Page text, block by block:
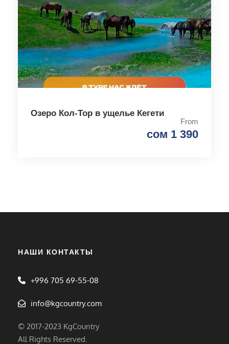
Озеро Кол-Тор в ущелье Кегети
From
сом 1 390
НАШИ КОНТАКТЫ
+996 705 69-55-08
info@kgcountry.com
© 2017-2023 KgCountry
All Rights Reserved.